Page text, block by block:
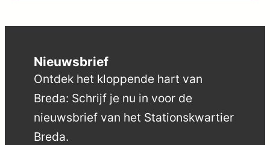
Nieuwsbrief
Ontdek het kloppende hart van
Breda: Schrijf je nu in voor de
nieuwsbrief van het Stationskwartier
Breda.